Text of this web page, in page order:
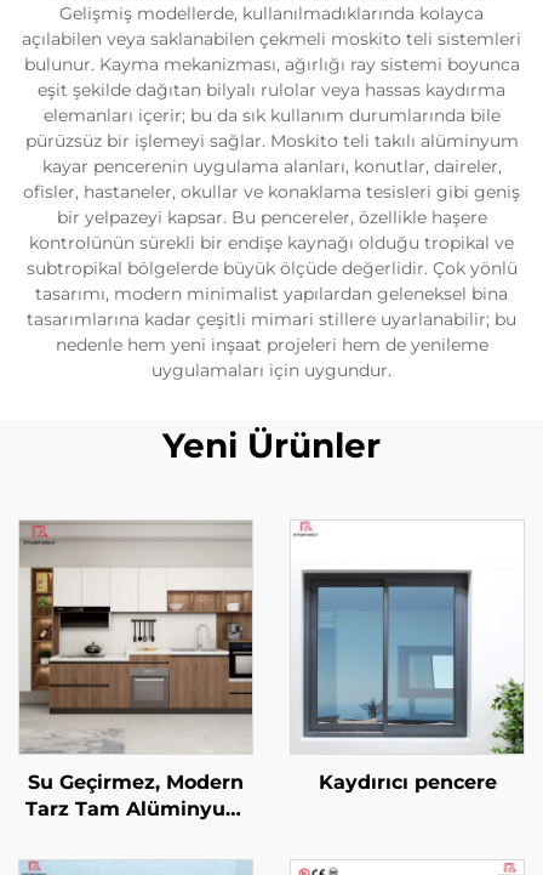
Gelişmiş modellerde, kullanılmadıklarında kolayca
açılabilen veya saklanabilen çekmeli moskito teli sistemleri
bulunur. Kayma mekanizması, ağırlığı ray sistemi boyunca
eşit şekilde dağıtan bilyalı rulolar veya hassas kaydırma
elemanları içerir; bu da sık kullanım durumlarında bile
pürüzsüz bir işlemeyi sağlar. Moskito teli takılı alüminyum
kayar pencerenin uygulama alanları, konutlar, daireler,
ofisler, hastaneler, okullar ve konaklama tesisleri gibi geniş
bir yelpazeyi kapsar. Bu pencereler, özellikle haşere
kontrolünün sürekli bir endişe kaynağı olduğu tropikal ve
subtropikal bölgelerde büyük ölçüde değerlidir. Çok yönlü
tasarımı, modern minimalist yapılardan geleneksel bina
tasarımlarına kadar çeşitli mimari stillere uyarlanabilir; bu
nedenle hem yeni inşaat projeleri hem de yenileme
uygulamaları için uygundur.
Yeni Ürünler
Su Geçirmez, Modern
Tarz Tam Alüminyum
Gardırop Seti için Özel
Kaydırıcı pencere